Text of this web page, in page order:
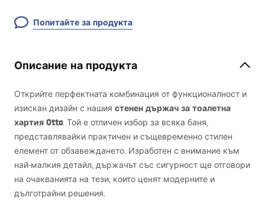
Попитайте за продукта
Описание на продукта
Открийте перфектната комбинация от функционалност и
изискан дизайн с нашия стенен държач за тоалетна
хартия Otto. Той е отличен избор за всяка баня,
представлявайки практичен и същевременно стилен
елемент от обзавеждането. Изработен с внимание към
най-малкия детайл, държачът със сигурност ще отговори
на очакванията на тези, които ценят модерните и
дълготрайни решения.